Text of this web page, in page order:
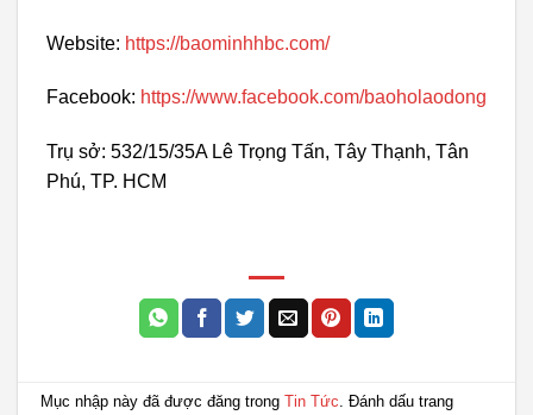
Website: https://baominhhbc.com/
Facebook: https://www.facebook.com/baoholaodong
Trụ sở: 532/15/35A Lê Trọng Tấn, Tây Thạnh, Tân
Phú, TP. HCM
Mục nhập này đã được đăng trongTin Tức. Đánh dấu trang